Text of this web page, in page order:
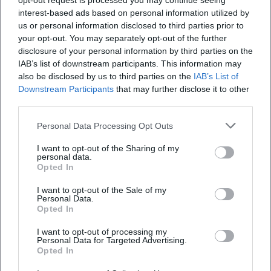
interest-based ads based on personal information utilized by
us or personal information disclosed to third parties prior to
your opt-out. You may separately opt-out of the further
disclosure of your personal information by third parties on the
IAB’s list of downstream participants. This information may
also be disclosed by us to third parties on the IAB’s List of
Downstream Participants that may further disclose it to other
Personal Data Processing Opt Outs
I want to opt-out of the Sharing of my
personal data.
Opted In
I want to opt-out of the Sale of my
Personal Data.
Opted In
I want to opt-out of processing my
Personal Data for Targeted Advertising.
Opted In
sowohl für den Alltag als auch für besondere
Anlässe interessant sind: Flachkopfkerzen, Marble
Rustik Kerzen, Hochzeitskerzen, Taufkerzen,
Saisonkerzen, Kerzenhalter, Zubehör und 2.Wahl
Kerzen zum günstigen Kilopreis. Gerade diese
Zweitwahlartikeln erklärt, warum so viele
Suchanfragen auf den Fabrikverkauf und die
Öffnungszeiten zielen.([wiedemann-kerzen.de]
Für die Planung des Besuchs ist vor allem wichtig,
dass der Online-Fabrikshop die aktuellen
Ladenöffnungszeiten klar nennt: Montag von 9:00
bis 13:00 Uhr, Dienstag bis Freitag von 9:00 bis 17:00
Uhr und Samstag von 9:30 bis 13:00 Uhr. Damit ist
aktuell?
Kann ich Wiedemann Kerzen online kaufen?
Welche Produkte gibt es bei Wiedemann
Gibt es Sonderverkaufstermine 2026?
Gibt es Jobs oder eine Karriereseite?